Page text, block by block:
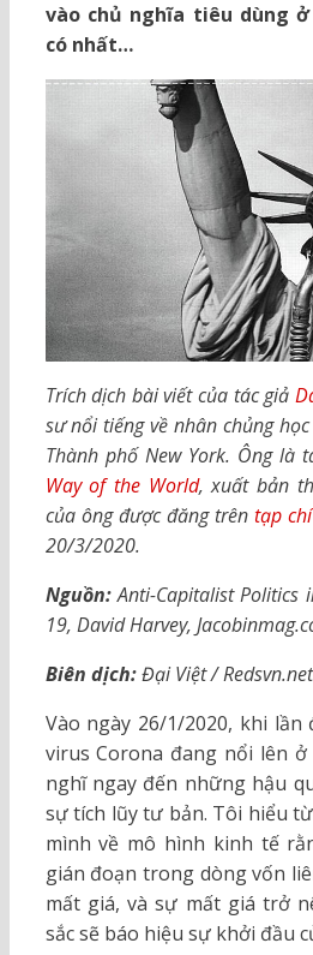
vào chủ nghĩa tiêu dùng
có nhất…
Trích dịch bài viết của tác giả
sư nổi tiếng về nhân chủng
Thành phố New York. Ông là
Way of the World, xuất bản
của ông được đăng trên tạp
20/3/2020.
Nguồn:Anti-Capitalist Politics
19, David Harvey,
Biên dịch:Đại Việt /
Vào ngày 26/1/2020, khi lần
virus Corona đang nổi lên
nghĩ ngay đến những hậu
sự tích lũy tư bản. Tôi hiểu
mình về mô hình kinh tế
gián đoạn trong dòng vốn
mất giá, và sự mất giá trở
sắc sẽ báo hiệu sự khởi đầu